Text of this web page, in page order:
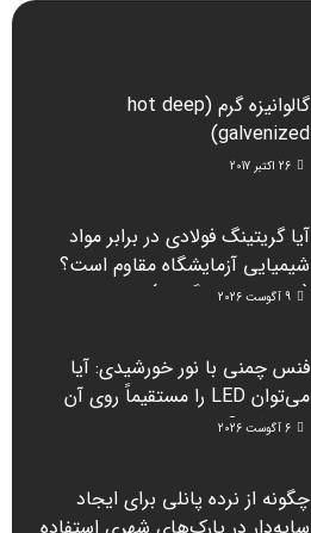
گالوانیزه گرم (hot deep
galvenized)
26 اکتبر 2017
آیا گریتینگ فولادی در برابر مواد
شیمیایی آزمایشگاه مقاوم است؟
(راهنمای دانشگاه‌ها)
9 آگوست 2026
فنس چمنی با نور خورشیدی: آیا
می‌توان LED را مستقیماً روی آن
نصب کرد؟
6 آگوست 2026
چگونه از نرده پانلی برای ایجاد